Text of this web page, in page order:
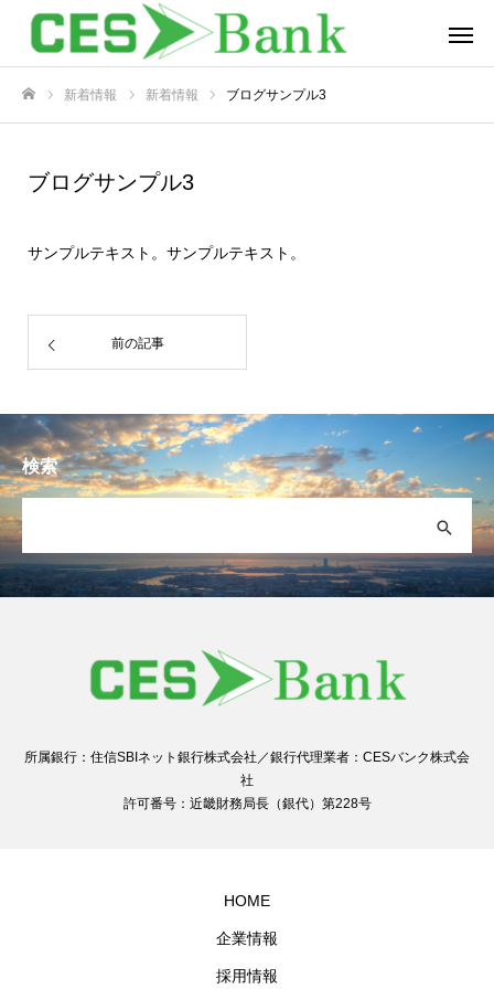
新着情報 新着情報 ブログサンプル3
ブログサンプル3
サンプルテキスト。サンプルテキスト。
前の記事
検索
所属銀行：住信SBIネット銀行株式会社／銀行代理業者：CESバンク株式会
社
許可番号：近畿財務局長（銀代）第228号
HOME
企業情報
採用情報